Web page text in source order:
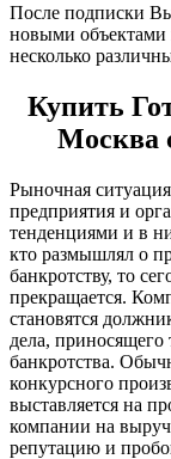
После подписки
новыми объектами
несколько
Купить
Москва
Рыночная
предприятия и
тенденциями и в
кто размышлял о
банкротству, то
прекращается.
становятся
дела,
банкротства.
конкурсного
выставляется на
компании на
репутацию и